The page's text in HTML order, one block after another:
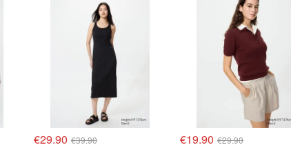
€29.90 €39.90 €19.90 €29.90